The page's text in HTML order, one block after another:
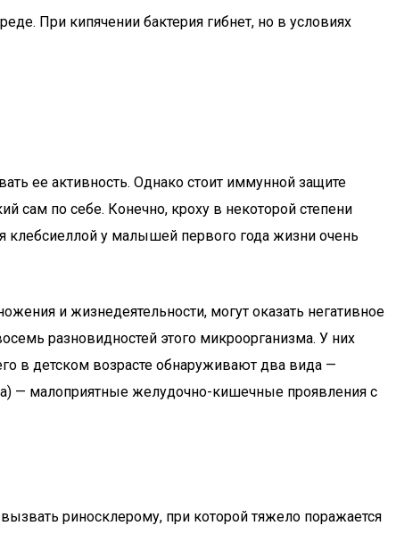
При кипячении бактерия гибнет, но в условиях
ее активность. Однако стоит иммунной защите
сам по себе. Конечно, кроху в некоторой степени
клебсиеллой у малышей первого года жизни очень
и жизнедеятельности, могут оказать негативное
разновидностей этого микроорганизма. У них
в детском возрасте обнаруживают два вида —
— малоприятные желудочно-кишечные проявления с
риносклерому, при которой тяжело поражается